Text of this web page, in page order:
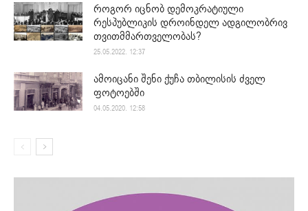
როგორ იცნობ დემოკრატიული
რესპუბლიკის დროინდელ ადგილობრივ
თვითმმართველობას?
25.05.2022. 12:37
ამოიცანი შენი ქუჩა თბილისის ძველ
ფოტოებში
04.05.2020. 12:58